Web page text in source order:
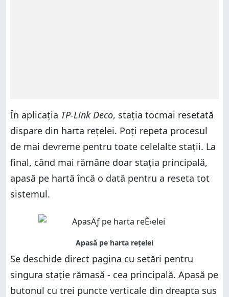
În aplicația TP-Link Deco, stația tocmai resetată
dispare din harta rețelei. Poți repeta procesul
de mai devreme pentru toate celelalte stații. La
final, când mai rămâne doar stația principală,
apasă pe hartă încă o dată pentru a reseta tot
sistemul.
Se deschide direct pagina cu setări pentru
singura stație rămasă - cea principală. Apasă pe
butonul cu trei puncte verticale din dreapta sus